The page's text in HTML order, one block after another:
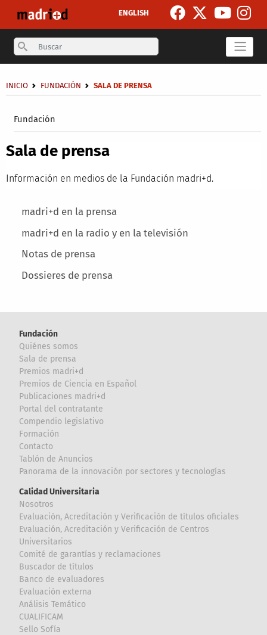
ENGLISH
Search
Fundación
Sobrescribir enlaces de ayuda a la navegación
INICIO FUNDACIÓN SALA DE PRENSA
Main menu
madri+d en la prensa
madri+d en la radio y en la televisión
Notas de prensa
Dossieres de prensa
Sala de prensa
Información en medios de la Fundación madri+d.
Fundación
Quiénes somos
Sala de prensa
Premios madri+d
Premios de Ciencia en Español
Publicaciones madri+d
Portal del contratante
Compendio legislativo
Formación
Contacto
Tablón de Anuncios
Panorama de la innovación por sectores y tecnologías
Calidad Universitaria
Nosotros
Evaluación, Acreditación y Verificación de títulos oficiales
Evaluación, Acreditación y Verificación de Centros
Universitarios
Comité de garantías y reclamaciones
Buscador de títulos
Banco de evaluadores
Evaluación externa
Análisis Temático
CUALIFICAM
Sello Sofía